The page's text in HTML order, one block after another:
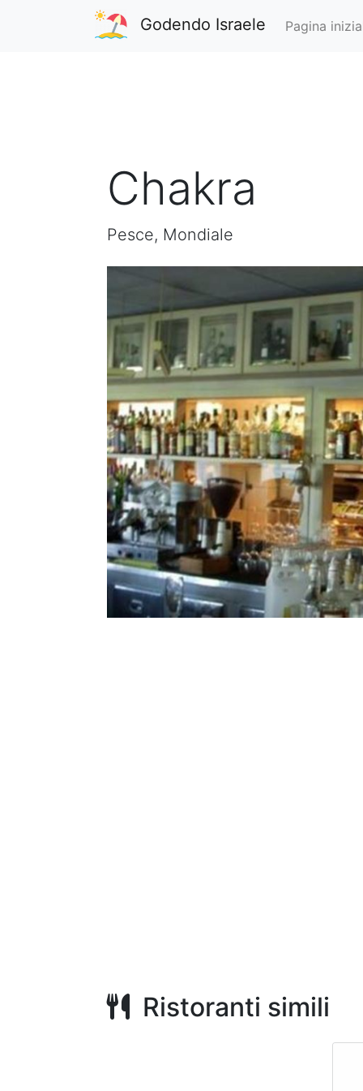
Godendo Israele Pagina
Chakra
Pesce, Mondiale
Ristoranti simili